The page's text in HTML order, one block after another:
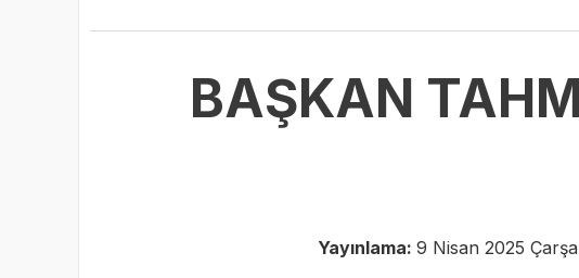
BAŞKAN
Yayınlama: 9 Nisan 2025